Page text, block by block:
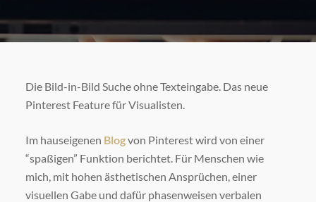
Die Bild-in-Bild Suche ohne Texteingabe. Das neue
Pinterest Feature für Visualisten.
Im hauseigenen Blogvon Pinterest wird von einer
“spaßigen” Funktion berichtet. Für Menschen wie
mich, mit hohen ästhetischen Ansprüchen, einer
visuellen Gabe und dafür phasenweisen verbalen